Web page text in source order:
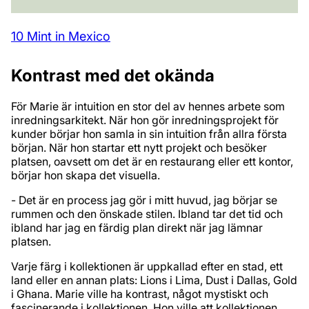
10 Mint in Mexico
Kontrast med det okända
För Marie är intuition en stor del av hennes arbete som
inredningsarkitekt. När hon gör inredningsprojekt för
kunder börjar hon samla in sin intuition från allra första
början. När hon startar ett nytt projekt och besöker
platsen, oavsett om det är en restaurang eller ett kontor,
börjar hon skapa det visuella.
- Det är en process jag gör i mitt huvud, jag börjar se
rummen och den önskade stilen. Ibland tar det tid och
ibland har jag en färdig plan direkt när jag lämnar
platsen.
Varje färg i kollektionen är uppkallad efter en stad, ett
land eller en annan plats: Lions i Lima, Dust i Dallas, Gold
i Ghana. Marie ville ha kontrast, något mystiskt och